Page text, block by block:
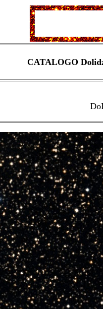
CATALOGO